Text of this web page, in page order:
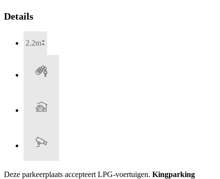
Details
2.2m
Deze parkeerplaats accepteert LPG-voertuigen. Kingparking